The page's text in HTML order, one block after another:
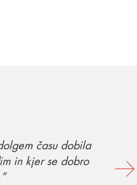
času dobila
in kjer se dobro